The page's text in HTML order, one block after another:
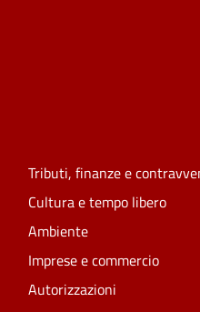
Tributi, finanze e
Cultura e tempo libero
Ambiente
Imprese e commercio
Autorizzazioni